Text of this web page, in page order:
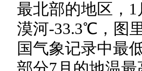
最北部的地区，
漠河-33.3℃，图
国气象记录中最